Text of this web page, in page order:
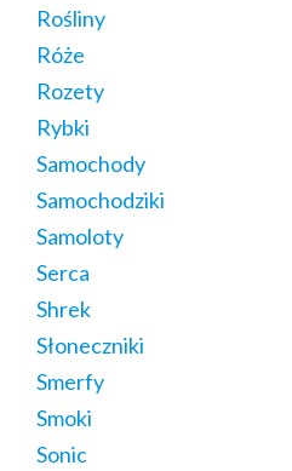
Rośliny
Róże
Rozety
Rybki
Samochody
Samochodziki
Samoloty
Serca
Shrek
Słoneczniki
Smerfy
Smoki
Sonic